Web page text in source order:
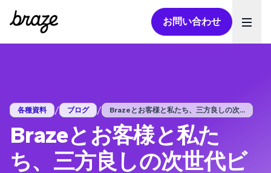
お問い合わせ
各種資料 / ブログ / Brazeとお客様と私たち、三方良しの次...
Brazeとお客様と私た
ち、三方良しの次世代ビ